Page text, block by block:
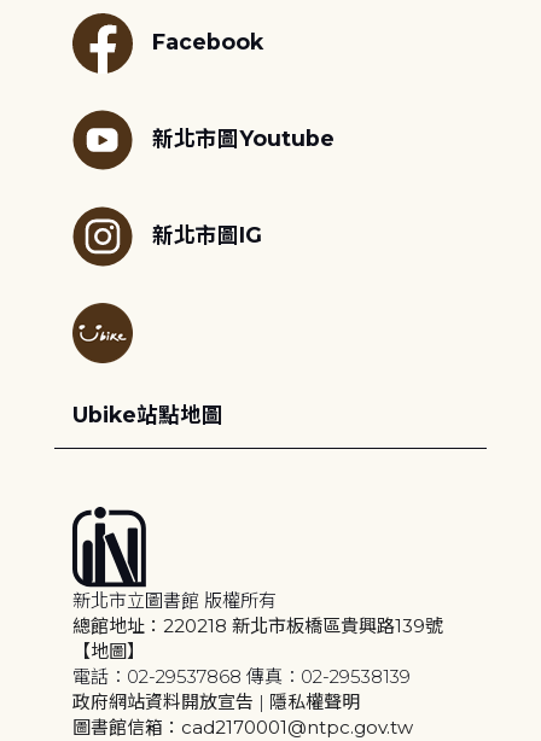
Facebook
新北市圖Youtube
新北市圖IG
Ubike站點地圖
新北市立圖書館 版權所有
總館地址：220218 新北市板橋區貴興路139號
【地圖】
電話：02-29537868 傳真：02-29538139
政府網站資料開放宣告 | 隱私權聲明
圖書館信箱：cad2170001@ntpc.gov.tw